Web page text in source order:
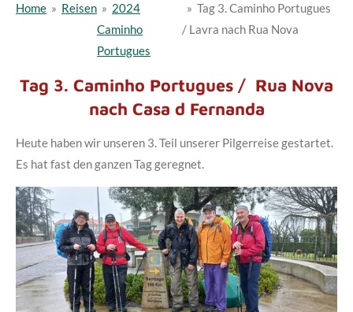
Home » Reisen » 2024
Caminho
Portugues
» Tag 3. Caminho Portugues
/ Lavra nach Rua Nova
Tag 3. Caminho Portugues / Rua Nova
nach Casa d Fernanda
Heute haben wir unseren 3. Teil unserer Pilgerreise gestartet.
Es hat fast den ganzen Tag geregnet.